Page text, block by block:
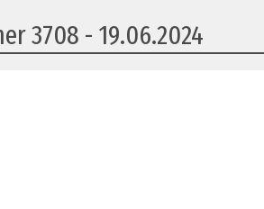
3708 - 19.06.2024